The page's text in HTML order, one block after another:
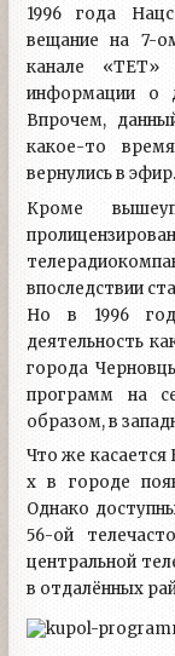
1996 года
вещание на 7-
канале «ТЕТ»
информации о
Впрочем,
какое-то
вернулись в эфир.
Кроме
впоследствии
Но в 1996
деятельность
города
программ на
образом, в
Что же касается
х в городе
Однако
56-ой
центральной
в отдалённых